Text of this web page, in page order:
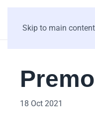
Skip to main content
18 Oct 2021